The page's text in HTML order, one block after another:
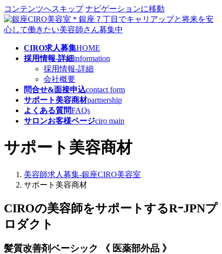
コンテンツへスキップ ナビゲーションに移動
CIRO求人募集HOME
採用情報-詳細information
採用情報-詳細
会社概要
問合せ&面接申込contact form
サポート美容商材partnership
よくある質問FAQs
サロンお客様ページciro main
サポート美容商材
美容師求人募集-銀座CIRO美容室
サポート美容商材
CIROの美容師をサポートするRｰJPNプ
ロダクト
髪質改善剤ベーシック 《 医薬部外品 》